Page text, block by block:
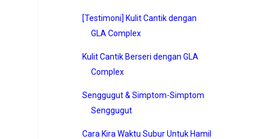
[Testimoni] Kulit Cantik dengan
GLA Complex
Kulit Cantik Berseri dengan GLA
Complex
Senggugut & Simptom-Simptom
Senggugut
Cara Kira Waktu Subur Untuk Hamil